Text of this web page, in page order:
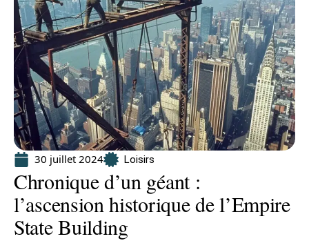
30 juillet 2024 Loisirs
Chronique d’un géant :
l’ascension historique de l’Empire
State Building